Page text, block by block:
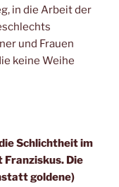
in die Arbeit der
und Frauen
keine Weihe
Schlichtheit im
Franziskus. Die
goldene)